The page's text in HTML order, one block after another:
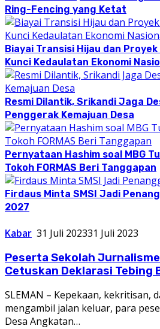
Ring-Fencing yang Ketat
Biayai Transisi Hijau dan
Kunci Kedaulatan Ekonomi
Resmi Dilantik, Srikandi Jaga
Penggerak Kemajuan Desa
Pernyataan Hashim soal MBG
Tokoh FORMAS Beri Tanggapan
Firdaus Minta SMSI Jadi
2027
Kabar 31 Juli 202331 Juli 2023
Peserta Sekolah
Cetuskan Deklarasi Tebing
SLEMAN – Kepekaan, kekritisan,
mengambil jalan keluar, para
Desa Angkatan…